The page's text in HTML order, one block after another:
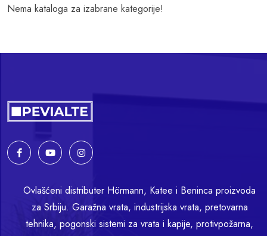
Nema kataloga za izabrane kategorije!
Ovlašćeni distributer Hörmann, Katee i Beninca proizvoda
za Srbiju. Garažna vrata, industrijska vrata, pretovarna
tehnika, pogonski sistemi za vrata i kapije, protivpožarna,